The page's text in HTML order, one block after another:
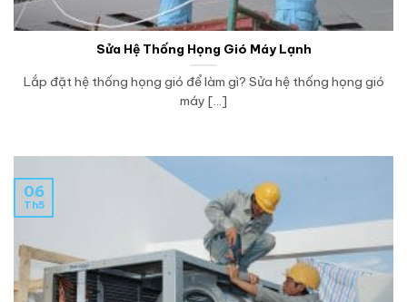
Sửa Hệ Thống Họng Gió Máy Lạnh
Lắp đặt hệ thống họng gió để làm gì? Sửa hệ thống họng gió
máy [...]
06
Th5